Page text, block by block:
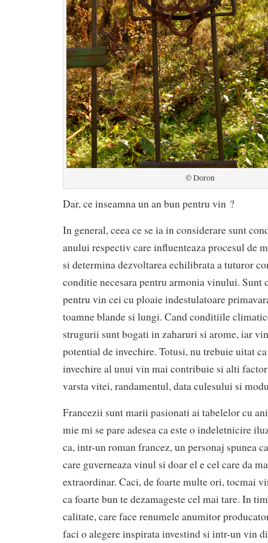
© Doron
Dar, ce inseamna un an bun pentru vin ?
In general, ceea ce se ia in considerare sunt
anului respectiv care influenteaza procesul de
si determina dezvoltarea echilibrata a tuturor
conditie necesara pentru armonia vinului. Sunt
pentru vin cei cu ploaie indestulatoare
toamne blande si lungi. Cand conditiile
strugurii sunt bogati in zaharuri si arome, iar
potential de invechire. Totusi, nu trebuie uitat
invechire al unui vin mai contribuie si alti
varsta vitei, randamentul, data culesului si
Francezii sunt marii pasionati ai tabelelor cu
mie mi se pare adesea ca este o indeletnicire
ca, intr-un roman francez, un personaj spunea
care guverneaza vinul si doar el e cel care da
extraordinar. Caci, de foarte multe ori, tocmai
ca foarte bun te dezamageste cel mai tare. In
calitate, care face renumele anumitor
faci o alegere inspirata investind si intr-un vin